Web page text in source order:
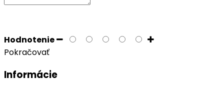
Hodnotenie
Pokračovať
Informácie